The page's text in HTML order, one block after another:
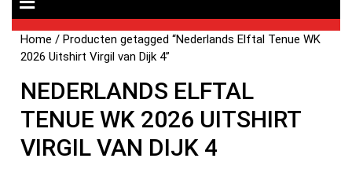
Home / Producten getagged “Nederlands Elftal Tenue WK
2026 Uitshirt Virgil van Dijk 4”
NEDERLANDS ELFTAL
TENUE WK 2026 UITSHIRT
VIRGIL VAN DIJK 4